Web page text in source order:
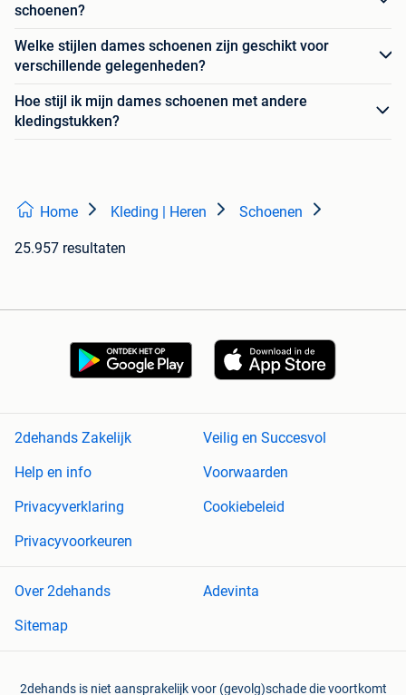
schoenen?
Welke stijlen dames schoenen zijn geschikt voor
verschillende gelegenheden?
Hoe stijl ik mijn dames schoenen met andere
kledingstukken?
Home Kleding | Heren Schoenen
25.957 resultaten
2dehands Zakelijk
Veilig en Succesvol
Help en info
Voorwaarden
Privacyverklaring
Cookiebeleid
Privacyvoorkeuren
Over 2dehands
Adevinta
Sitemap
2dehands is niet aansprakelijk voor (gevolg)schade die voortkomt